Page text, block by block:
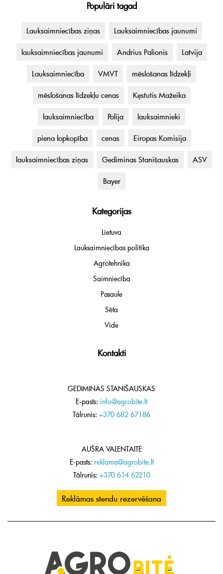
Populāri tagad
Lauksaimniecības ziņas Lauksaimniecības jaunumi
lauksaimniecības jaunumi Andrius Palionis Latvija
Lauksaimniecība VMVT mēslošanas līdzekļi
mēslošanas līdzekļu cenas Kęstutis Mažeika
lauksaimniecība Polija lauksaimnieki
piena lopkopība cenas Eiropas Komisija
lauksaimniecības ziņas Gediminas Stanišauskas ASV
Bayer
Kategorijas
Lietuva
Lauksaimniecības politika
Agrotehnika
Saimniecība
Pasaule
Sēta
Vide
Kontakti
GEDIMINAS STANIŠAUSKAS
E-pasts: info@agrobite.lt
Tālrunis: +370 682 67186
AUŠRA VALENTAITĖ
E-pasts: reklama@agrobite.lt
Tālrunis: +370 614 62210
Reklāmas stendu rezervēšana